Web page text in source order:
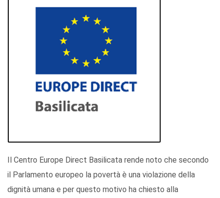
Il Centro Europe Direct Basilicata rende noto che secondo
il Parlamento europeo la povertà è una violazione della
dignità umana e per questo motivo ha chiesto alla